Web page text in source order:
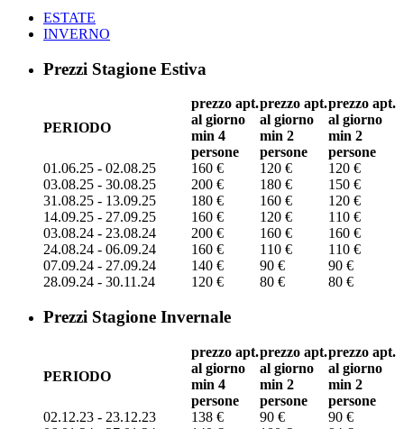
ESTATE
INVERNO
Prezzi Stagione Estiva
PERIODO
prezzo apt.
al giorno
min 4
persone
prezzo apt.
al giorno
min 2
persone
prezzo apt.
al giorno
min 2
persone
01.06.25 - 02.08.25
160 € 120 €
120 €
03.08.25 - 30.08.25
200 € 180 €
150 €
31.08.25 - 13.09.25
180 € 160 €
120 €
14.09.25 - 27.09.25
160 € 120 €
110 €
03.08.24 - 23.08.24
200 € 160 €
160 €
24.08.24 - 06.09.24
160 € 110 €
110 €
07.09.24 - 27.09.24
140 € 90 €
90 €
28.09.24 - 30.11.24
120 € 80 € 80 €
Prezzi Stagione Invernale
PERIODO
prezzo apt.
al giorno
min 4
persone
prezzo apt.
al giorno
min 2
persone
prezzo apt.
al giorno
min 2
persone
02.12.23 - 23.12.23
138 € 90 €
90 €